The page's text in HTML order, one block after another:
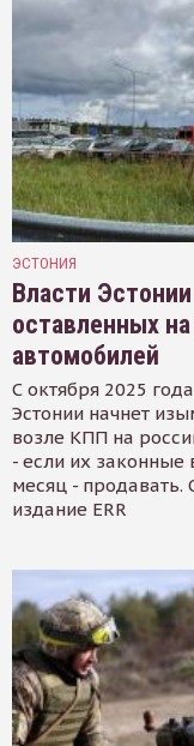
ЭСТОНИЯ
Власти
оставленных
автомобилей
С октября 2025
Эстонии начнет
возле КПП на
- если их законные
месяц - продавать.
издание ERR